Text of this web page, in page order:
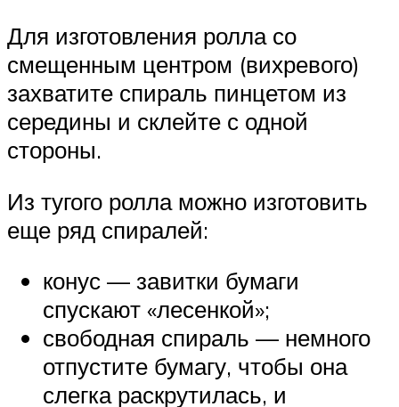
Для изготовления ролла со
смещенным центром (вихревого)
захватите спираль пинцетом из
середины и склейте с одной
стороны.
Из тугого ролла можно изготовить
еще ряд спиралей:
конус — завитки бумаги
спускают «лесенкой»;
свободная спираль — немного
отпустите бумагу, чтобы она
слегка раскрутилась, и